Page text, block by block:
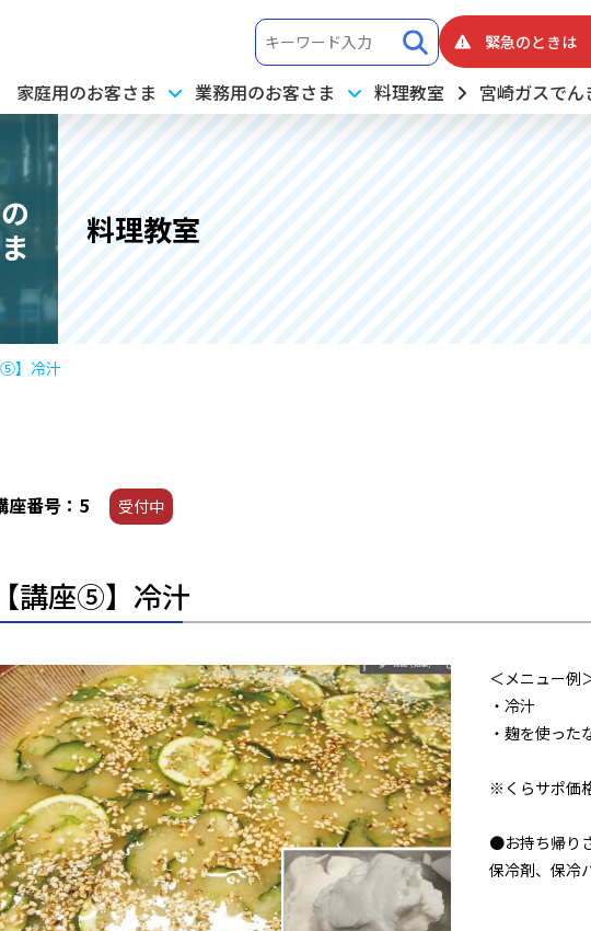
緊急のときは
家庭用のお客さま 業務用のお客さま 料理教室 宮崎ガスでん
料理教室
⑤】冷汁
座番号：5 受付中
【講座⑤】冷汁
＜メニュー例
・冷汁
・麹を使った
※くらサポ価
●お持ち帰り
保冷剤、保冷